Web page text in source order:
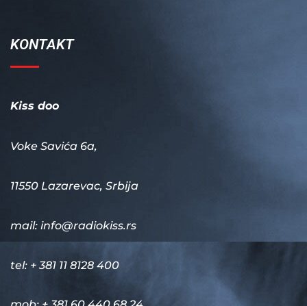
KONTAKT
Kiss doo
Voke Savića 6a,
11550 Lazarevac, Srbija
mail: info@radiokiss.rs
tel: + 381 11 8128 400